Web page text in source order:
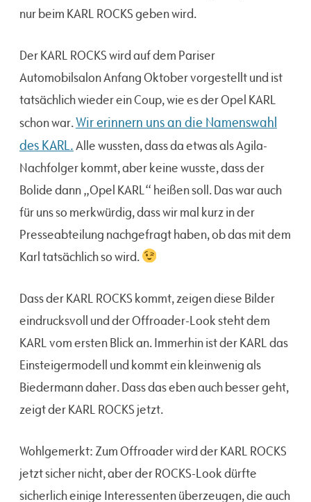
nur beim KARL ROCKS geben wird.
Der KARL ROCKS wird auf dem Pariser
Automobilsalon Anfang Oktober vorgestellt und ist
tatsächlich wieder ein Coup, wie es der Opel KARL
schon war.Wir erinnern uns an die Namenswahl
des KARL.Alle wussten, dass da etwas als Agila-
Nachfolger kommt, aber keine wusste, dass der
Bolide dann „Opel KARL“ heißen soll. Das war auch
für uns so merkwürdig, dass wir mal kurz in der
Presseabteilung nachgefragt haben, ob das mit dem
Karl tatsächlich so wird.
Dass der KARL ROCKS kommt, zeigen diese Bilder
eindrucksvoll und der Offroader-Look steht dem
KARL vom ersten Blick an. Immerhin ist der KARL das
Einsteigermodell und kommt ein kleinwenig als
Biedermann daher. Dass das eben auch besser geht,
zeigt der KARL ROCKS jetzt.
Wohlgemerkt: Zum Offroader wird der KARL ROCKS
jetzt sicher nicht, aber der ROCKS-Look dürfte
sicherlich einige Interessenten überzeugen, die auch